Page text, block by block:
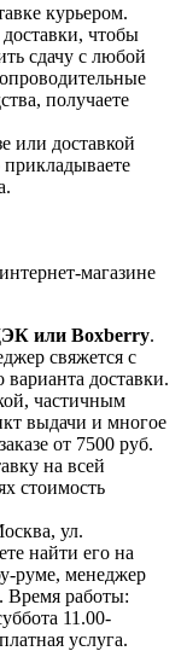
курьером.
чтобы
сдачу с любой
получаете
или доставкой
магазине
или Boxberry.
свяжется с
доставки.
частичным
выдачи и многое
от 7500 руб.
на всей
стоимость
ул.
найти его на
руме, менеджер
Время работы:
11.00-
услуга.